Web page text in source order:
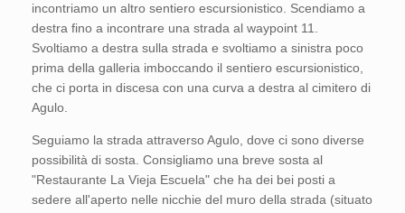
incontriamo un altro sentiero escursionistico. Scendiamo a
destra fino a incontrare una strada al waypoint 11.
Svoltiamo a destra sulla strada e svoltiamo a sinistra poco
prima della galleria imboccando il sentiero escursionistico,
che ci porta in discesa con una curva a destra al cimitero di
Agulo.
Seguiamo la strada attraverso Agulo, dove ci sono diverse
possibilità di sosta. Consigliamo una breve sosta al
"Restaurante La Vieja Escuela" che ha dei bei posti a
sedere all'aperto nelle nicchie del muro della strada (situato